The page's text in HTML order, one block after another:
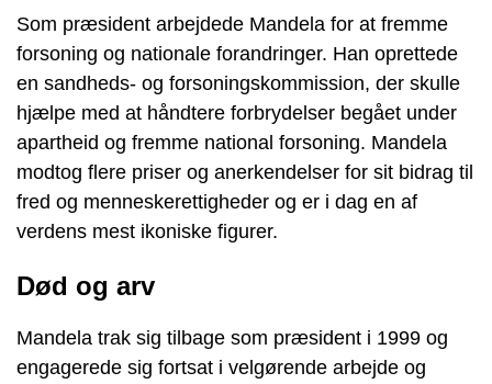
Som præsident arbejdede Mandela for at fremme
forsoning og nationale forandringer. Han oprettede
en sandheds- og forsoningskommission, der skulle
hjælpe med at håndtere forbrydelser begået under
apartheid og fremme national forsoning. Mandela
modtog flere priser og anerkendelser for sit bidrag til
fred og menneskerettigheder og er i dag en af
verdens mest ikoniske figurer.
Død og arv
Mandela trak sig tilbage som præsident i 1999 og
engagerede sig fortsat i velgørende arbejde og